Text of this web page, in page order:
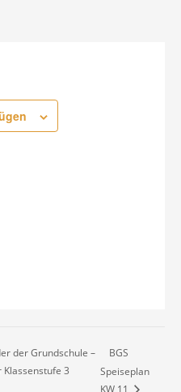
der Grundschule –
3
BGS
Speiseplan